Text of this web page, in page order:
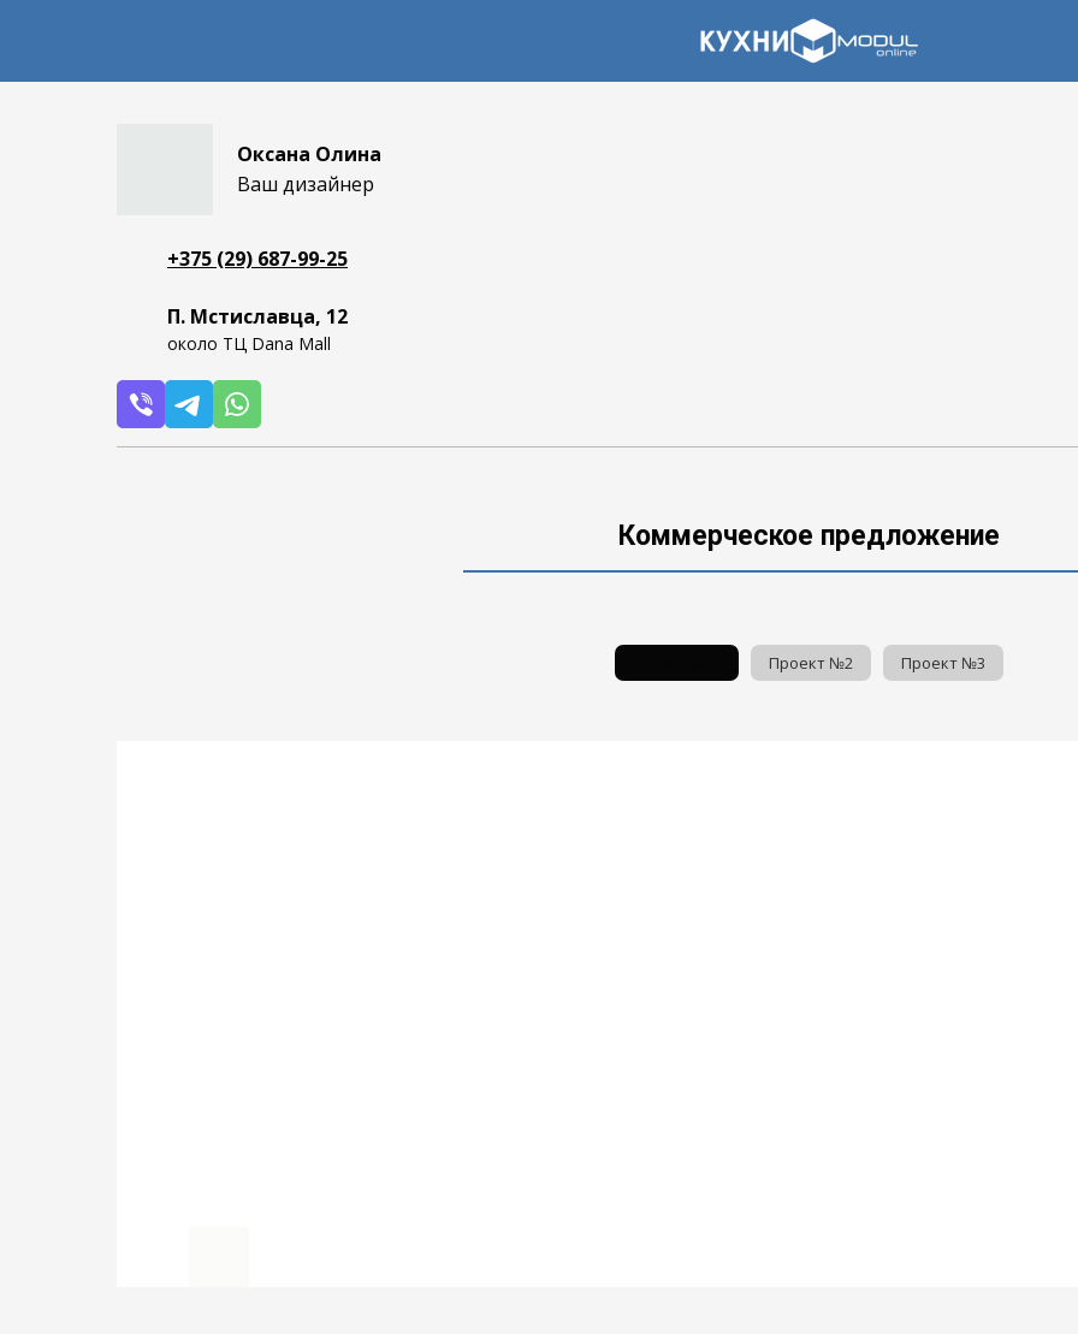
Оксана Олина
Ваш дизайнер
+375 (29) 687-99-25
П. Мстиславца, 12
около ТЦ Dana Mall
Коммерческое предложение
Проект №2 Проект №3